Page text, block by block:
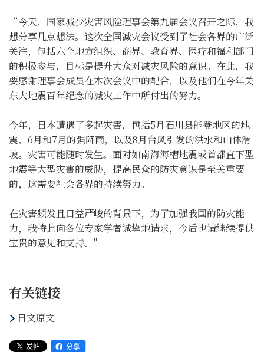
“今天，国家减少灾害风险理事会第九届会议召开之际，我
想分享几点想法。这次全国减灾会议受到了社会各界的广泛
关注，包括六个地方组织、商界、教育界、医疗和福利部门
的积极参与，目标是提升大众对减灾风险的意识。在此，我
要感谢理事会成员在本次会议中的配合，以及他们在今年关
东大地震百年纪念的减灾工作中所付出的努力。
今年，日本遭遇了多起灾害，包括5月石川县能登地区的地
震、6月和7月的强降雨，以及8月台风引发的洪水和山体滑
坡。灾害可能随时发生。面对如南海海槽地震或首都直下型
地震等大型灾害的威胁，提高民众的防灾意识是至关重要
的，这需要社会各界的持续努力。
在灾害频发且日益严峻的背景下，为了加强我国的防灾能
力，我特此向各位专家学者诚挚地请求，今后也请继续提供
宝贵的意见和支持。"
有关链接
日文原文